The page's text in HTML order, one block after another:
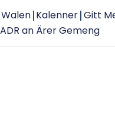
Walen Kalenner Gitt
an Ärer Gemeng